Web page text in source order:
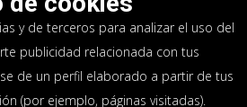
Mondragón
GIPUZKOA – SPAIN
y de terceros para analizar el uso del
publicidad relacionada con tus
de un perfil elaborado a partir de tus
(por ejemplo, páginas visitadas).